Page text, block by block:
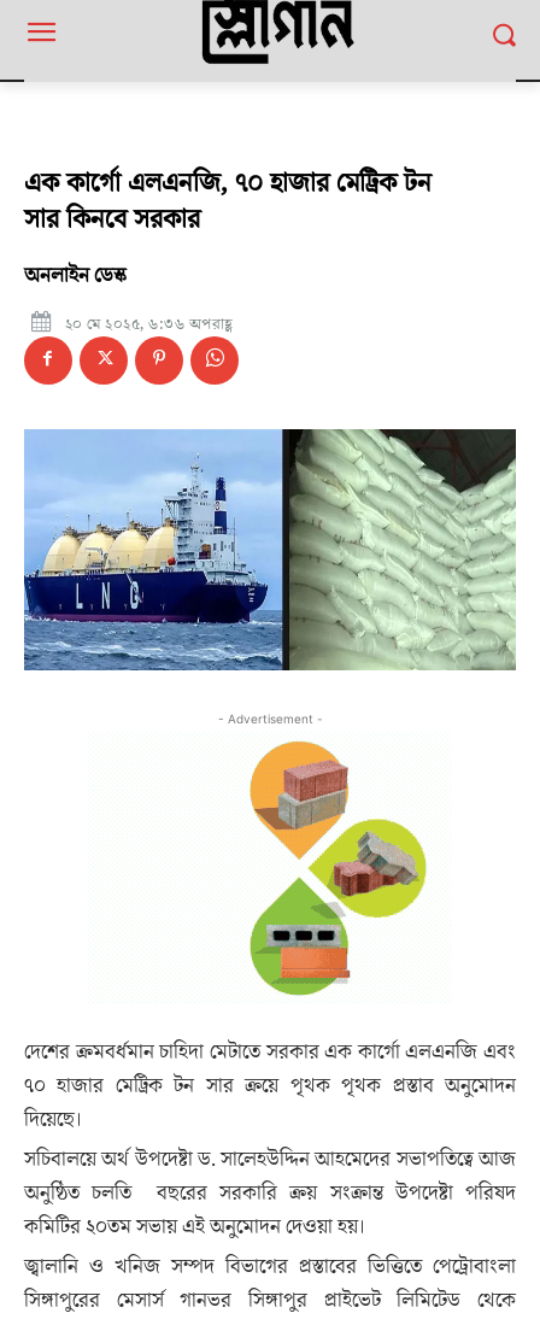
এক কার্গো এলএনজি, ৭০ হাজার মেট্রিক টন
সার কিনবে সরকার
অনলাইন ডেস্ক
২০ মে ২০২৫, ৬:৩৬ অপরাহ্ণ
- Advertisement -
দেশের ক্রমবর্ধমান চাহিদা মেটাতে সরকার এক কার্গো এলএনজি এবং
৭০ হাজার মেট্রিক টন সার ক্রয়ে পৃথক পৃথক প্রস্তাব অনুমোদন
দিয়েছে।
সচিবালয়ে অর্থ উপদেষ্টা ড. সালেহউদ্দিন আহমেদের সভাপতিত্বে আজ
অনুষ্ঠিত চলতি বছরের সরকারি ক্রয় সংক্রান্ত উপদেষ্টা পরিষদ
কমিটির ২০তম সভায় এই অনুমোদন দেওয়া হয়।
জ্বালানি ও খনিজ সম্পদ বিভাগের প্রস্তাবের ভিত্তিতে পেট্রোবাংলা
সিঙ্গাপুরের মেসার্স গানভর সিঙ্গাপুর প্রাইভেট লিমিটেড থেকে